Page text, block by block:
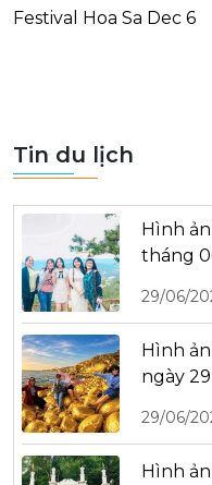
Festival Hoa Sa Dec 6
Tin du lịch
Hình
tháng
29/06/
Hình
ngày
29/06/
Hình